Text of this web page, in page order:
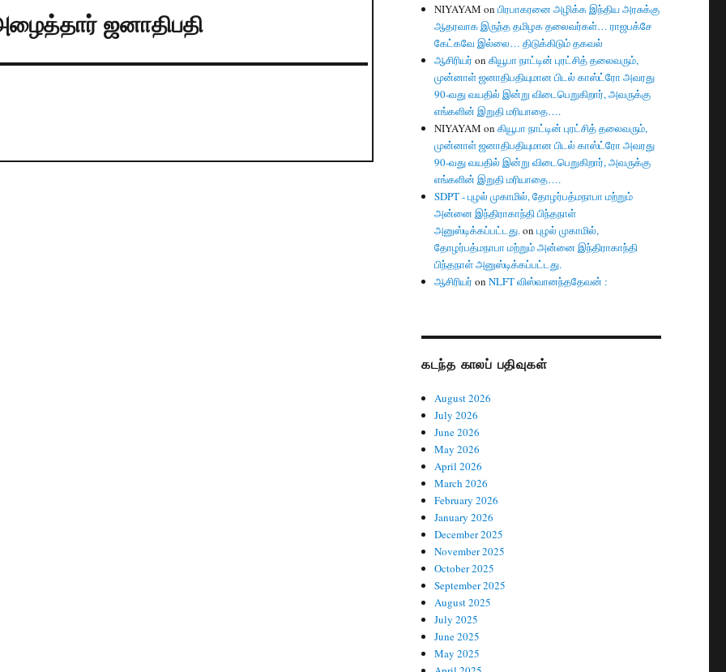
ஜனாதிபதி
NIYAYAM onபிரபாகரனை அழிக்க இந்திய அரசுக்கு
ஆதரவாக இருந்த தமிழக தலைவர்கள்… ராஜபக்சே
கேட்கவே இல்லை… திடுக்கிடும் தகவல்
ஆசிரியர் onகியூபா நாட்டின் புரட்சித் தலைவரும்,
முன்னாள் ஜனாதிபதியுமான பிடல் காஸ்ட்ரோ அவரது
90-வது வயதில் இன்று விடைபெறுகிறார், அவருக்கு
எங்களின் இறுதி மரியாதை….
NIYAYAM onகியூபா நாட்டின் புரட்சித் தலைவரும்,
முன்னாள் ஜனாதிபதியுமான பிடல் காஸ்ட்ரோ அவரது
90-வது வயதில் இன்று விடைபெறுகிறார், அவருக்கு
எங்களின் இறுதி மரியாதை….
SDPT - புழல் முகாமில், தோழர்பத்மநாபா மற்றும்
அன்னை இந்திராகாந்தி பிந்தநாள்
அனுஸ்டிக்கப்பட்டது.onபுழல் முகாமில்,
தோழர்பத்மநாபா மற்றும் அன்னை இந்திராகாந்தி
பிந்தநாள் அனுஸ்டிக்கப்பட்டது.
ஆசிரியர் onNLFT விஸ்வானந்ததேவன் :
கடந்த காலப் பதிவுகள்
August 2026
July 2026
June 2026
May 2026
April 2026
March 2026
February 2026
January 2026
December 2025
November 2025
October 2025
September 2025
August 2025
July 2025
June 2025
May 2025